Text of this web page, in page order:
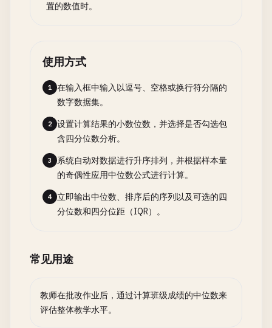
置的数值时。
使用方式
1
在输入框中输入以逗号、空格或换行符分隔的
数字数据集。
2
设置计算结果的小数位数，并选择是否勾选包
含四分位数分析。
3
系统自动对数据进行升序排列，并根据样本量
的奇偶性应用中位数公式进行计算。
4
立即输出中位数、排序后的序列以及可选的四
分位数和四分位距（IQR）。
常见用途
教师在批改作业后，通过计算班级成绩的中位数来
评估整体教学水平。